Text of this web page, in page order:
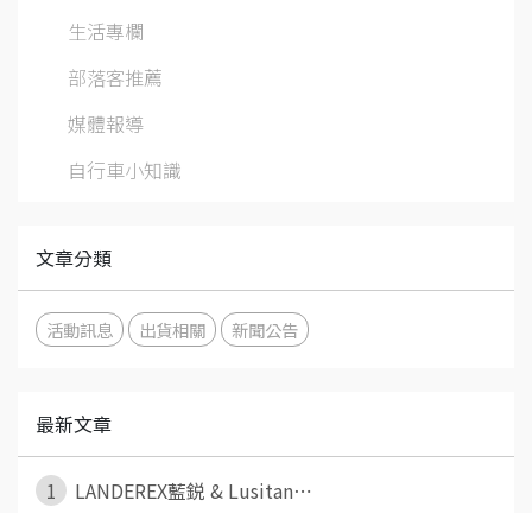
生活專欄
部落客推薦
媒體報導
自行車小知識
文章分類
活動訊息 出貨相關 新聞公告
最新文章
1
LANDEREX藍鋭 & Lusitan⋯